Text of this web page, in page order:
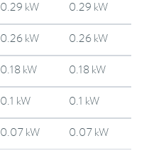
0.29 kW 0.29 kW
0.26 kW 0.26 kW
0.18 kW 0.18 kW
0.1 kW 0.1 kW
0.07 kW 0.07 kW